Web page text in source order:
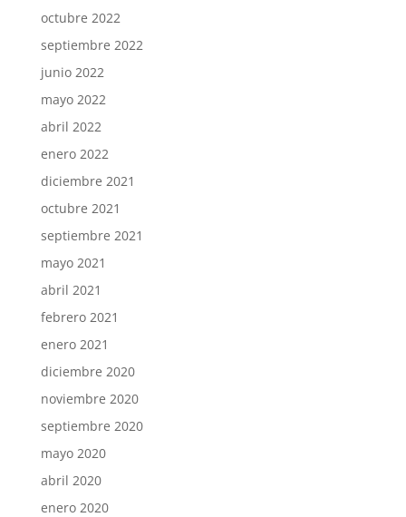
octubre 2022
septiembre 2022
junio 2022
mayo 2022
abril 2022
enero 2022
diciembre 2021
octubre 2021
septiembre 2021
mayo 2021
abril 2021
febrero 2021
enero 2021
diciembre 2020
noviembre 2020
septiembre 2020
mayo 2020
abril 2020
enero 2020